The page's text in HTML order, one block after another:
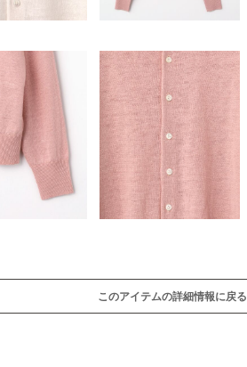
このアイテムの詳細情報に戻る